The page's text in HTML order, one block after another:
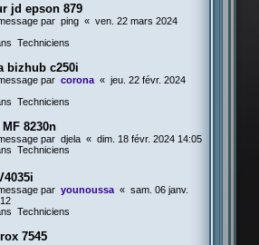
jd epson 879
par ping « ven. 22 mars 2024
Techniciens
bizhub c250i
par corona « jeu. 22 févr. 2024
Techniciens
8230n
par djela « dim. 18 févr. 2024 14:05
Techniciens
par younoussa « sam. 06 janv.
Techniciens
7545